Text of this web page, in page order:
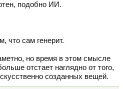
подобно ИИ.
что сам генерит.
но время в этом смысле
отстает наглядно от того,
созданных вещей.